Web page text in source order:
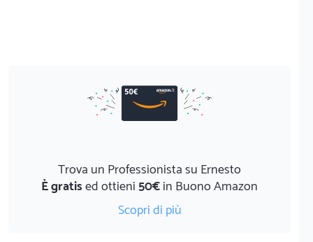
Trova un Professionista su Ernesto
È gratised ottieni50€in Buono Amazon
Scopri di più